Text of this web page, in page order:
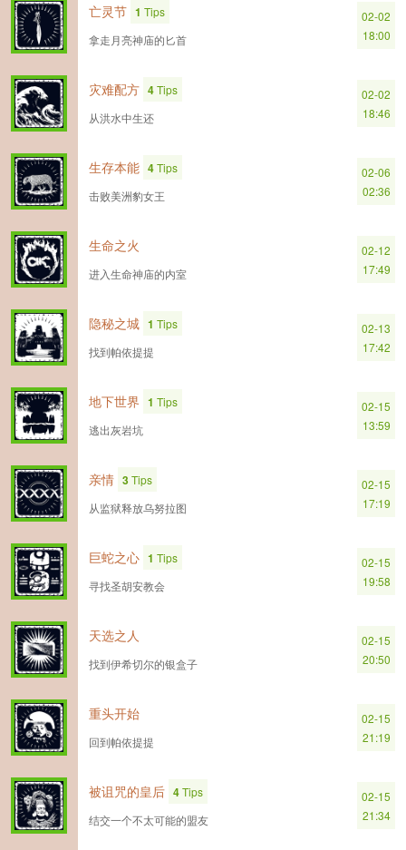
亡灵节 1 Tips
拿走月亮神庙的匕首
02-02
18:00
灾难配方 4Tips
从洪水中生还
02-02
18:46
生存本能 4Tips
击败美洲豹女王
02-06
02:36
生命之火
进入生命神庙的内室
02-12
17:49
隐秘之城 1 Tips
找到帕依提提
02-13
17:42
地下世界 1 Tips
逃出灰岩坑
02-15
13:59
亲情 3Tips
从监狱释放乌努拉图
02-15
17:19
巨蛇之心 1 Tips
寻找圣胡安教会
02-15
19:58
天选之人
找到伊希切尔的银盒子
02-15
20:50
重头开始
回到帕依提提
02-15
21:19
被诅咒的皇后 4Tips
结交一个不太可能的盟友
02-15
21:34